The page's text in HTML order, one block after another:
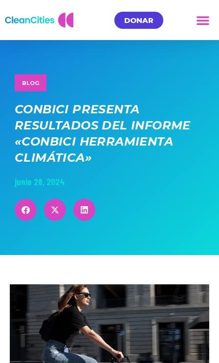
DONAR
BLOG
CONBICI PRESENTA
RESULTADOS DEL INFORME
«CONBICI HERRAMIENTA
CLIMÁTICA»
junio 28, 2024